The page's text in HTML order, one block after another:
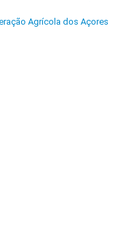
Agrícola dos Açores